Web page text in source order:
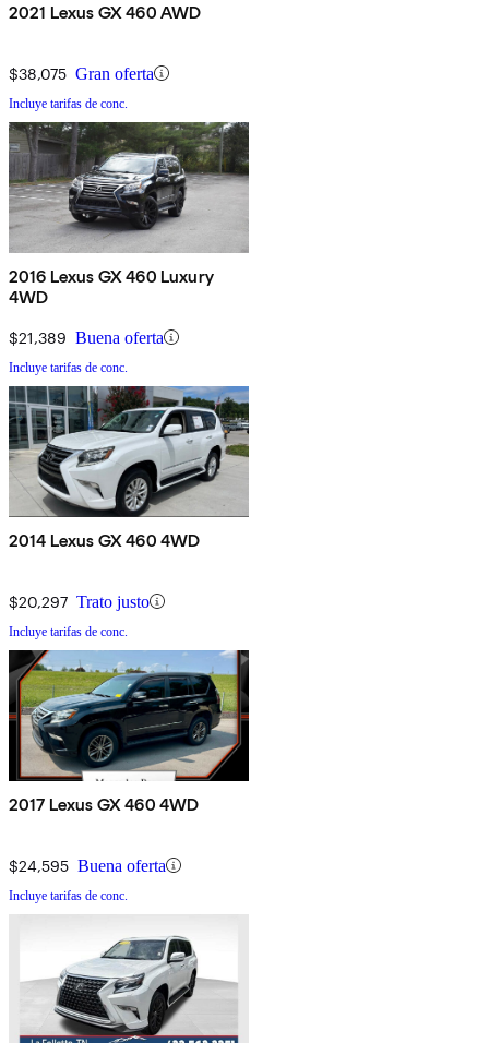
2021 Lexus GX 460 AWD
$38,075 Gran oferta
Incluye tarifas de conc.
2016 Lexus GX 460 Luxury
4WD
$21,389 Buena oferta
Incluye tarifas de conc.
2014 Lexus GX 460 4WD
$20,297 Trato justo
Incluye tarifas de conc.
2017 Lexus GX 460 4WD
$24,595 Buena oferta
Incluye tarifas de conc.